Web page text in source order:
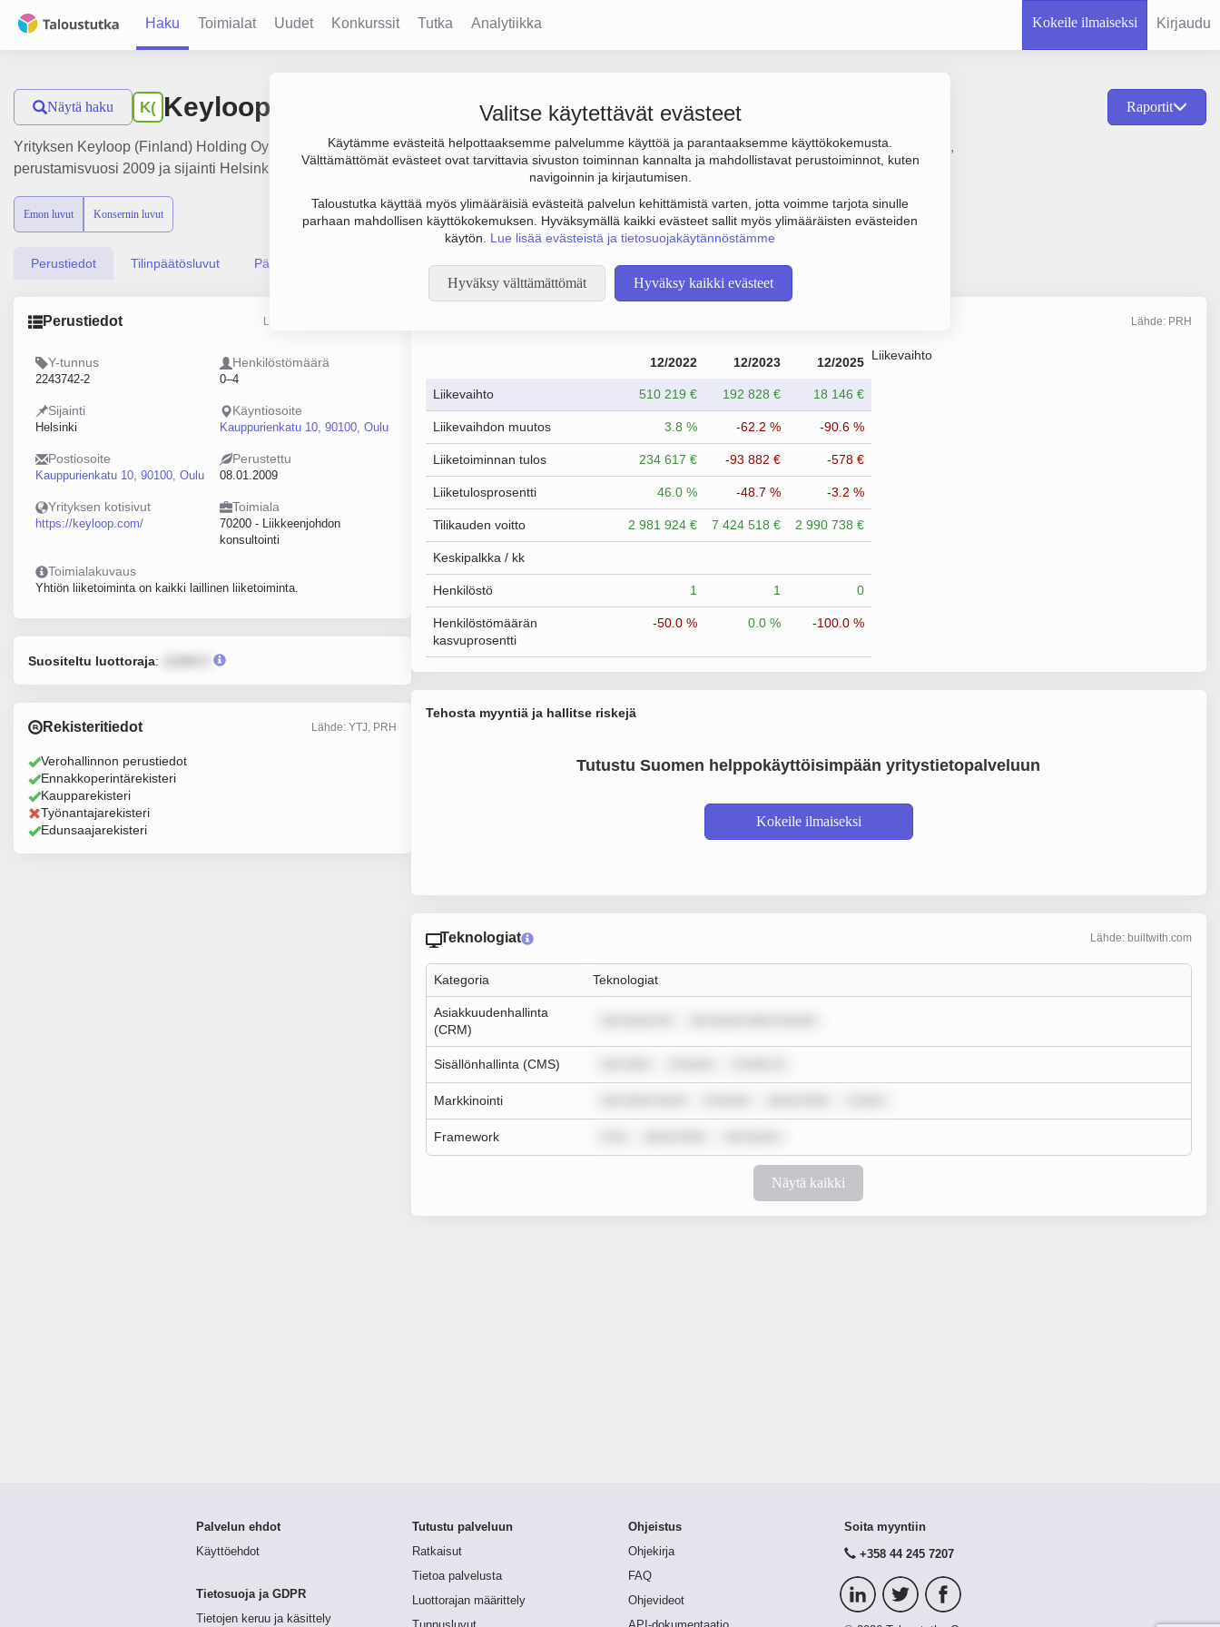
Haku Toimialat Uudet Konkurssit Tutka Analytiikka Kokeile ilmaiseksi Kirjaudu
Valitse käytettävät evästeet
Käytämme evästeitä helpottaaksemme palvelumme käyttöä ja parantaaksemme käyttökokemusta.
Välttämättömät evästeet ovat tarvittavia sivuston toiminnan kannalta ja mahdollistavat perustoiminnot, kuten
navigoinnin ja kirjautumisen.
Taloustutka käyttää myös ylimääräisiä evästeitä palvelun kehittämistä varten, jotta voimme tarjota sinulle
parhaan mahdollisen käyttökokemuksen. Hyväksymällä kaikki evästeet sallit myös ylimääräisten evästeiden
käytön. Lue lisää evästeistä ja tietosuojakäytännöstämme
Hyväksy välttämättömät Hyväksy kaikki evästeet
Näytä haku K( Keyloop (Finland) Holding Oy Raportit
Yrityksen Keyloop (Finland) Holding Oy liikevaihto on 18 000 €, tulos -578 € ja henkilöstömäärä 0. Sen päätoimiala on Liikkeenjohdon konsultointi,
perustamisvuosi 2009 ja sijainti Helsinki. Yrityksen yhtiömuoto Osakeyhtiö (OY).
Emon luvut Konsernin luvut
Perustiedot Tilinpäätösluvut Päättäjätiedot
Perustiedot Lähde: YTJ, PRH, Traficom
Y-tunnus
2243742-2
Henkilöstömäärä
0–4
Sijainti
Helsinki
Käyntiosoite
Kauppurienkatu 10, 90100, Oulu
Postiosoite
Kauppurienkatu 10, 90100, Oulu
Perustettu
08.01.2009
Yrityksen kotisivut
https://keyloop.com/
Toimiala
70200 - Liikkeenjohdon
konsultointi
Toimialakuvaus
Yhtiön liiketoiminta on kaikki laillinen liiketoiminta.
Suositeltu luottoraja:
Rekisteritiedot Lähde: YTJ, PRH
Verohallinnon perustiedot
Ennakkoperintärekisteri
Kaupparekisteri
Työnantajarekisteri
Edunsaajarekisteri
Lähde: PRH
12/2022 12/2023 12/2025
Liikevaihto 510 219 € 192 828 € 18 146 €
Liikevaihdon muutos 3.8 % -62.2 % -90.6 %
Liiketoiminnan tulos 234 617 € -93 882 € -578 €
Liiketulosprosentti 46.0 % -48.7 % -3.2 %
Tilikauden voitto 2 981 924 € 7 424 518 € 2 990 738 €
Keskipalkka / kk
Henkilöstö 1 1 0
Henkilöstömäärän
kasvuprosentti
-50.0 % 0.0 % -100.0 %
Liikevaihto
Tehosta myyntiä ja hallitse riskejä
Tutustu Suomen helppokäyttöisimpään yritystietopalveluun
Kokeile ilmaiseksi
Teknologiat Lähde: builtwith.com
Kategoria Teknologiat
Asiakkuudenhallinta
(CRM)
Sisällönhallinta (CMS)
Markkinointi
Framework
Näytä kaikki
Palvelun ehdot
Käyttöehdot
Tietosuoja ja GDPR
Tietojen keruu ja käsittely
Tutustu palveluun
Ratkaisut
Tietoa palvelusta
Luottorajan määrittely
Ohjeistus
Ohjekirja
FAQ
Ohjevideot
Soita myyntiin
+358 44 245 7207